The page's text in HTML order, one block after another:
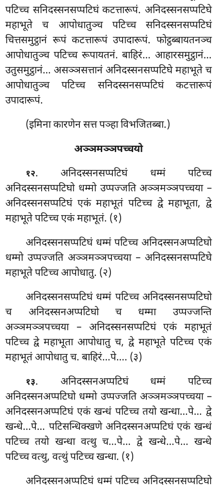
पटिच्च सनिदस्सनसप्पटिघं कटत्तारूपं. अनिदस्सनसप्पटिघे
महाभूते च आपोधातुञ्च पटिच्च सनिदस्सनसप्पटिघं
चित्तसमुट्ठानं रूपं कटत्तारूपं उपादारूपं. फोट्ठब्बायतनञ्च
आपोधातुञ्च पटिच्च रूपायतनं. बाहिरं… आहारसमुट्ठानं…
उतुसमुट्ठानं… असञ्ञसत्तानं अनिदस्सनसप्पटिघे महाभूते च
आपोधातुञ्च पटिच्च सनिदस्सनसप्पटिघं कटत्तारूपं
उपादारूपं.
(इमिना कारणेन सत्त पञ्हा विभजितब्बा.)
अञ्ञमञ्ञपच्चयो
१२. अनिदस्सनसप्पटिघं धम्मं पटिच्च
अनिदस्सनसप्पटिघो धम्मो उप्पज्जति अञ्ञमञ्ञपच्चया –
अनिदस्सनसप्पटिघं एकं महाभूतं पटिच्च द्वे महाभूता, द्वे
महाभूते पटिच्च एकं महाभूतं. (१)
अनिदस्सनसप्पटिघं धम्मं पटिच्च अनिदस्सनअप्पटिघो
धम्मो उप्पज्जति अञ्ञमञ्ञपच्चया – अनिदस्सनसप्पटिघे
महाभूते पटिच्च आपोधातु. (२)
अनिदस्सनसप्पटिघं धम्मं पटिच्च अनिदस्सनसप्पटिघो
च अनिदस्सनअप्पटिघो च धम्मा उप्पज्जन्ति
अञ्ञमञ्ञपच्चया – अनिदस्सनसप्पटिघं एकं महाभूतं
पटिच्च द्वे महाभूता आपोधातु च, द्वे महाभूते पटिच्च एकं
महाभूतं आपोधातु च. बाहिरं…पे…. (३)
१३. अनिदस्सनअप्पटिघं धम्मं पटिच्च
अनिदस्सनअप्पटिघो धम्मो उप्पज्जति अञ्ञमञ्ञपच्चया –
अनिदस्सनअप्पटिघं एकं खन्धं पटिच्च तयो खन्धा…पे… द्वे
खन्धे…पे… पटिसन्धिक्खणे अनिदस्सनअप्पटिघं एकं खन्धं
पटिच्च तयो खन्धा वत्थु च…पे… द्वे खन्धे…पे… खन्धे
पटिच्च वत्थु, वत्थुं पटिच्च खन्धा. (१)
अनिदस्सनअप्पटिघं धम्मं पटिच्च अनिदस्सनसप्पटिघो